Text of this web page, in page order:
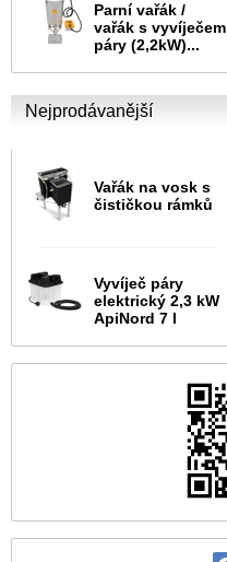
Parní vařák /
vařák s vyvíječem
páry (2,2kW)...
Nejprodávanější
Vařák na vosk s
čističkou rámků
Vyvíječ páry
elektrický 2,3 kW
ApiNord 7 l